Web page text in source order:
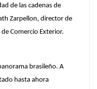
de las cadenas de
Zarpellon, director de
Comercio Exterior.
brasileño. A
hasta ahora